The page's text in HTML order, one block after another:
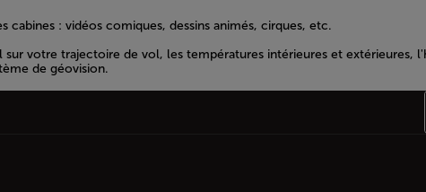
: vidéos comiques, dessins animés, cirques, etc.
votre trajectoire de vol, les températures intérieures et extérieures,
de géovision.